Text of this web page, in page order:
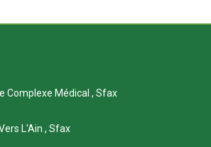
Complexe Médical , Sfax
L'Ain , Sfax